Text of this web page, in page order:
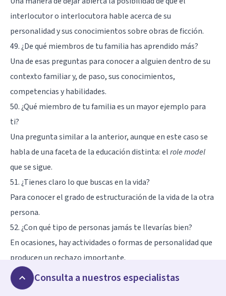
interlocutor o interlocutora hable acerca de su
personalidad y sus conocimientos sobre obras de ficción.
49. ¿De qué miembros de tu familia has aprendido más?
Una de esas preguntas para conocer a alguien dentro de su
contexto familiar y, de paso, sus conocimientos,
competencias y habilidades.
50. ¿Qué miembro de tu familia es un mayor ejemplo para
ti?
Una pregunta similar a la anterior, aunque en este caso se
habla de una faceta de la educación distinta: elrole model
que se sigue.
51. ¿Tienes claro lo que buscas en la vida?
Para conocer el grado de estructuración de la vida de la otra
persona.
52. ¿Con qué tipo de personas jamás te llevarías bien?
En ocasiones, hay actividades o formas de personalidad que
producen un rechazo importante.
53. ¿Con qué clase de persona te negarías a hablar?
Para saber
Consulta a nuestros especialistas